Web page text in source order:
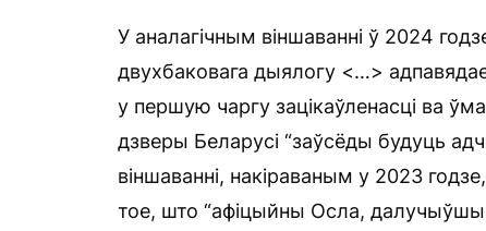
У аналагічным віншаванні ў 2024
двухбаковага дыялогу <…>
у першую чаргу зацікаўленасці ва
дзверы Беларусі “заўсёды будуць
віншаванні, накіраваным у 2023
тое, што “афіцыйны Осла,